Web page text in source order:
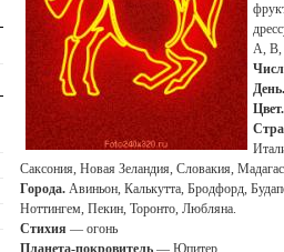
А, В,
День.
Цвет.
Саксония, Новая Зеландия, Словакия,
Города. Авиньон, Калькутта, Бродфорд,
Ноттингем, Пекин, Торонто, Любляна.
Стихия — огонь
Планета-покровитель — Юпитер